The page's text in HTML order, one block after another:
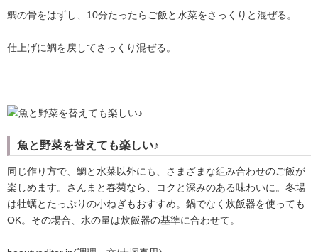
鯛の骨をはずし、10分たったらご飯と水菜をさっくりと混ぜる。
仕上げに鯛を戻してさっくり混ぜる。
魚と野菜を替えても楽しい♪
同じ作り方で、鯛と水菜以外にも、さまざまな組み合わせのご飯が
楽しめます。さんまと春菊なら、コクと深みのある味わいに。冬場
は牡蠣とたっぷりの小ねぎもおすすめ。鍋でなく炊飯器を使っても
OK。その場合、水の量は炊飯器の基準に合わせて。